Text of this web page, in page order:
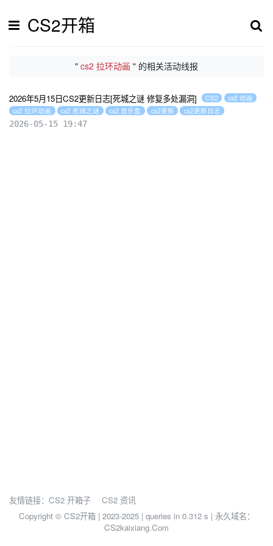
CS2开箱
" cs2 拉环动画 " 的相关活动线报
2026年5月15日CS2更新日志[死城之谜 修复多处漏洞] CS2
cs2 动画
cs2 拉环动画
cs2 死城之谜 cs2 音乐盒 cs2更新 cs2更新日志
2026-05-15 19:47
友情链接： CS2 开箱子
CS2 资讯
Copyright © CS2开箱 | 2023-2025 | queries in 0.312 s | 永久域名：
CS2kaixiang.Com